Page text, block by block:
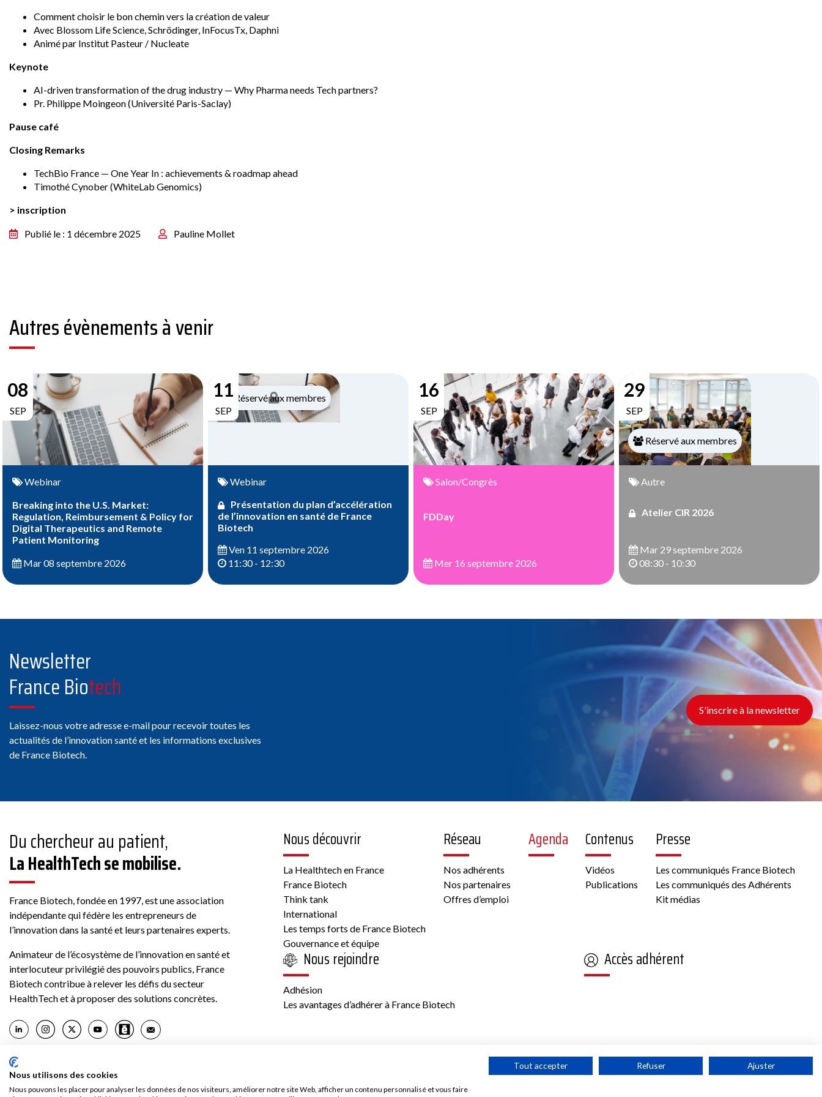
Comment choisir le bon chemin vers la création de valeur
Avec Blossom Life Science, Schrödinger, InFocusTx, Daphni
Animé par Institut Pasteur / Nucleate
Keynote
AI-driven transformation of the drug industry — Why Pharma needs Tech partners?
Pr. Philippe Moingeon (Université Paris-Saclay)
Pause café
Closing Remarks
TechBio France — One Year In : achievements & roadmap ahead
Timothé Cynober (WhiteLab Genomics)
> inscription
Publié le : 1 décembre 2025 Pauline Mollet
Autres évènements à venir
08
SEP
Webinar
Breaking into the U.S. Market:
Regulation, Reimbursement & Policy for
Digital Therapeutics and Remote
Patient Monitoring
Mar 08 septembre 2026
11
SEP
Réservé aux membres
Webinar
Présentation du plan d’accélération
de l’innovation en santé de France
Biotech
Ven 11 septembre 2026
11:30 - 12:30
16
SEP
Salon/Congrès
FDDay
Mer 16 septembre 2026
29
SEP
Réservé aux membres
Autre
Atelier CIR 2026
Mar 29 septembre 2026
08:30 - 10:30
Newsletter
France Biotech
Laissez-nous votre adresse e-mail pour recevoir toutes les
actualités de l’innovation santé et les informations exclusives
de France Biotech.
S'inscrire à la newsletter
Du chercheur au patient,
La HealthTech se mobilise.
France Biotech, fondée en 1997, est une association
indépendante qui fédère les entrepreneurs de
l’innovation dans la santé et leurs partenaires experts.
Animateur de l’écosystème de l’innovation en santé et
interlocuteur privilégié des pouvoirs publics, France
Biotech contribue à relever les défis du secteur
HealthTech et à proposer des solutions concrètes.
Nous découvrir
La Healthtech en France
France Biotech
Think tank
International
Les temps forts de France Biotech
Gouvernance et équipe
Réseau
Nos adhérents
Nos partenaires
Offres d’emploi
Agenda Contenus
Vidéos
Publications
Presse
Les communiqués France Biotech
Les communiqués des Adhérents
Kit médias
Nous rejoindre
Adhésion
Les avantages d’adhérer à France Biotech
Accès adhérent
Nous utilisons des cookies
Nous pouvons les placer pour analyser les données de nos visiteurs, améliorer notre site Web, afficher un contenu personnalisé et vous faire
Tout accepter Refuser Ajuster